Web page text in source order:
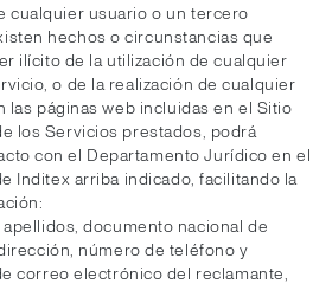
cualquier usuario o un tercero
hechos o circunstancias que
ilícito de la utilización de cualquier
o de la realización de cualquier
las páginas web incluidas en el Sitio
los Servicios prestados, podrá
con el Departamento Jurídico en el
Inditex arriba indicado, facilitando la
apellidos, documento nacional de
número de teléfono y
correo electrónico del reclamante,